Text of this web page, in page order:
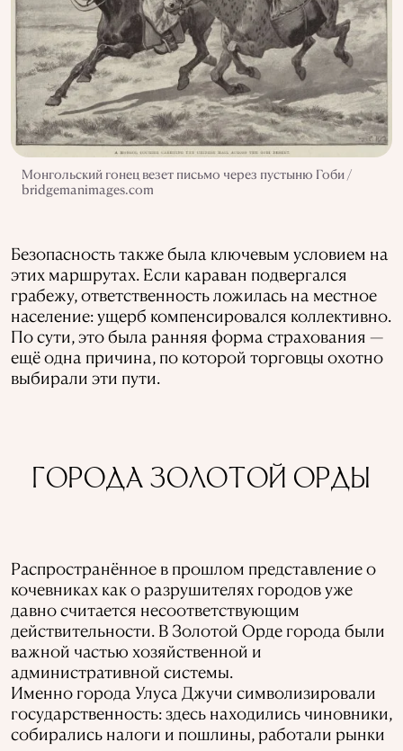
Монгольский гонец везет письмо через пустыню Гоби /
bridgemanimages.com
Безопасность также была ключевым условием на
этих маршрутах. Если караван подвергался
грабежу, ответственность ложилась на местное
население: ущерб компенсировался коллективно.
По сути, это была ранняя форма страхования —
ещё одна причина, по которой торговцы охотно
выбирали эти пути.
ГОРОДА ЗОЛОТОЙ ОРДЫ
Распространённое в прошлом представление о
кочевниках как о разрушителях городов уже
давно считается несоответствующим
действительности. В Золотой Орде города были
важной частью хозяйственной и
административной системы.
Именно города Улуса Джучи символизировали
государственность: здесь находились чиновники,
собирались налоги и пошлины, работали рынки